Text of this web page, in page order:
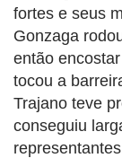
fortes e seus
Gonzaga
então
tocou a
Trajano teve
conseguiu